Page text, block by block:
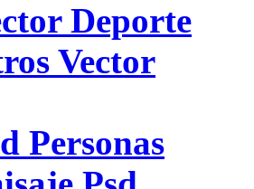
Deporte
Vector
Personas